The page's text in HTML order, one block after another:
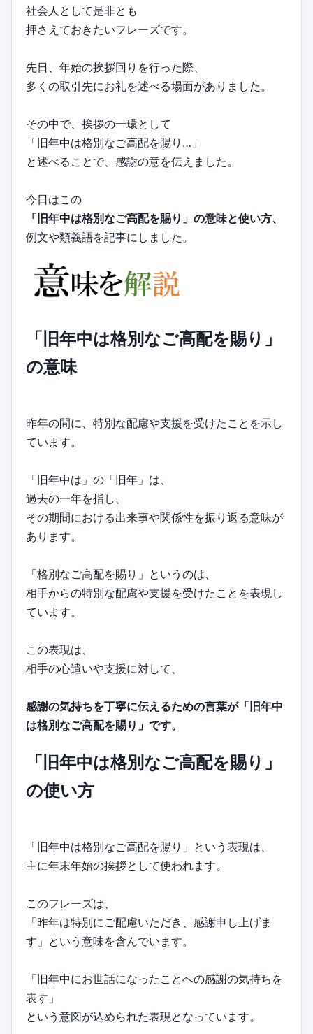
社会人として是非とも
押さえておきたいフレーズです。
先日、年始の挨拶回りを行った際、
多くの取引先にお礼を述べる場面がありました。
その中で、挨拶の一環として
「旧年中は格別なご高配を賜り…」
と述べることで、感謝の意を伝えました。
今日はこの
「旧年中は格別なご高配を賜り」の意味と使い方、
例文や類義語を記事にしました。
「旧年中は格別なご高配を賜り」
の意味
昨年の間に、特別な配慮や支援を受けたことを示し
ています。
「旧年中は」の「旧年」は、
過去の一年を指し、
その期間における出来事や関係性を振り返る意味が
あります。
「格別なご高配を賜り」というのは、
相手からの特別な配慮や支援を受けたことを表現し
ています。
この表現は、
相手の心遣いや支援に対して、
感謝の気持ちを丁寧に伝えるための言葉が「旧年中
は格別なご高配を賜り」です。
「旧年中は格別なご高配を賜り」
の使い方
「旧年中は格別なご高配を賜り」という表現は、
主に年末年始の挨拶として使われます。
このフレーズは、
「昨年は特別にご配慮いただき、感謝申し上げま
す」という意味を含んでいます。
「旧年中にお世話になったことへの感謝の気持ちを
表す」
という意図が込められた表現となっています。